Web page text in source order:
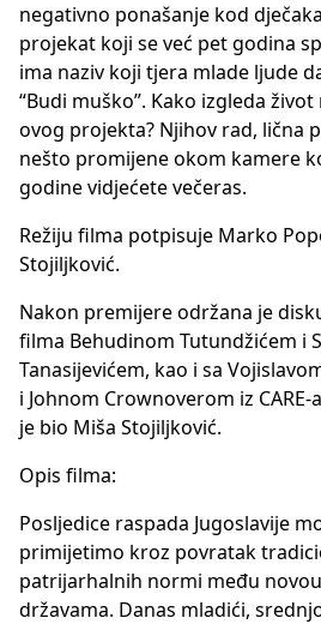
negativno ponašanje kod
projekat koji se već pet godina
ima naziv koji tjera mlade ljude
“Budi muško”. Kako izgleda
ovog projekta? Njihov rad, lična
nešto promijene okom kamere
godine vidjećete večeras.
Režiju filma potpisuje Marko
Stojiljković.
Nakon premijere održana je
filma Behudinom Tutundžićem i
Tanasijevićem, kao i sa
i Johnom Crownoverom iz
je bio Miša Stojiljković.
Opis filma:
Posljedice raspada Jugoslavije
primijetimo kroz povratak
patrijarhalnih normi među
državama. Danas mladići,